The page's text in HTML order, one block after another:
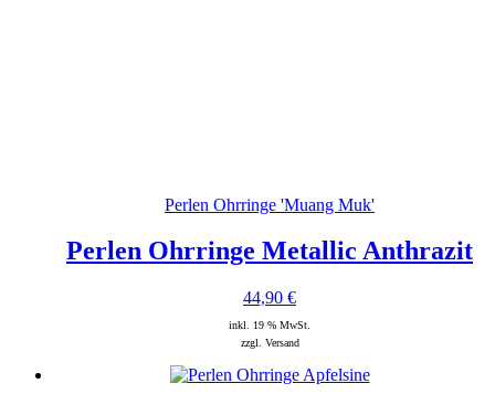
Perlen Ohrringe 'Muang Muk'
Perlen Ohrringe Metallic Anthrazit
44,90 €
inkl. 19 % MwSt.
zzgl. Versand